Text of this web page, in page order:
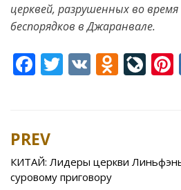
церквей, разрушенных во время
беспорядков в Джаранвале.
F
b
o
o
T V O
kl
as
Li
u
r
Post
navigation
PREV
КИТАЙ: Лидеры церкви
суровому приговору